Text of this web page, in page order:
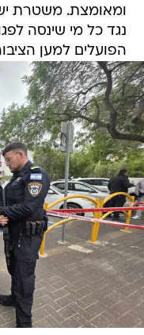
ומאומצת. משטרת
נגד כל מי שינסה
הפועלים למען